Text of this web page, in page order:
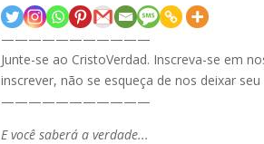
———————————
Junte-se ao CristoVerdad. Inscreva-se em
inscrever, não se esqueça de nos deixar
———————————
E você saberá a verdade...